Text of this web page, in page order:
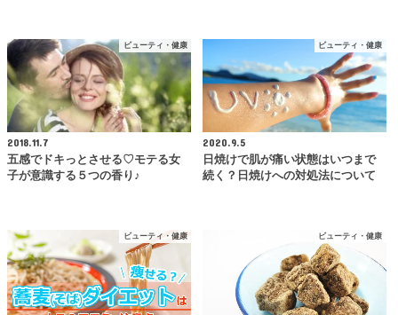
ビューティ・健康
2018.11.7
五感でドキっとさせる♡モテる女
子が意識する５つの香り♪
ビューティ・健康
2020.9.5
日焼けで肌が痛い状態はいつまで
続く？日焼けへの対処法について
ビューティ・健康 ビューティ・健康